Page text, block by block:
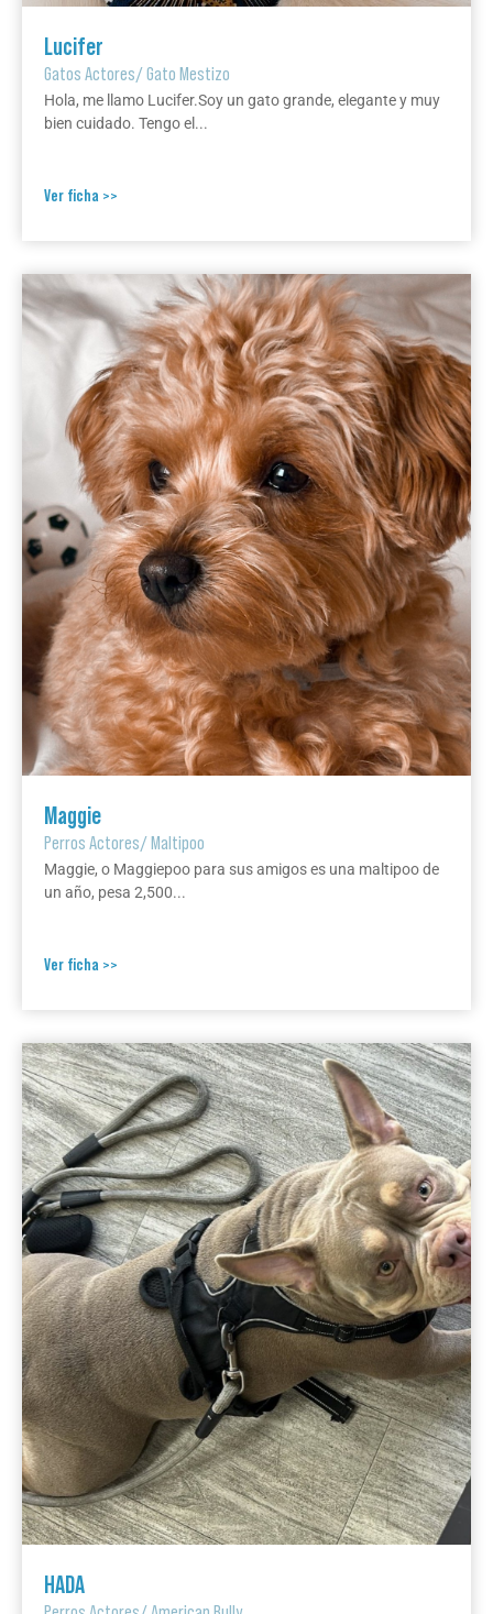
Lucifer
Gatos Actores/Gato Mestizo
Hola, me llamo Lucifer.Soy un gato grande, elegante y muy
bien cuidado. Tengo el...
Ver ficha >>
Maggie
Perros Actores/Maltipoo
Maggie, o Maggiepoo para sus amigos es una maltipoo de
un año, pesa 2,500...
Ver ficha >>
HADA